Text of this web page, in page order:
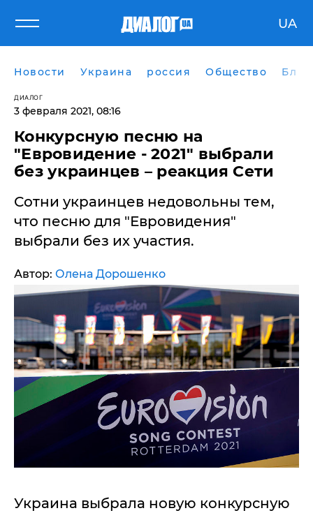
UA
Новости Украина россия Общество
ДИАЛОГ
3 февраля 2021, 08:16
Конкурсную песню на
"Евровидение - 2021" выбрали
без украинцев – реакция Сети
Сотни украинцев недовольны тем,
что песню для "Евровидения"
выбрали без их участия.
Автор: Олена Дорошенко
Украина выбрала новую конкурсную